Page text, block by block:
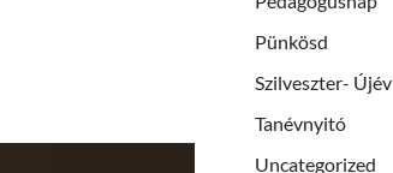
Pünkösd
Szilveszter- Újév
Tanévnyitó
Uncategorized